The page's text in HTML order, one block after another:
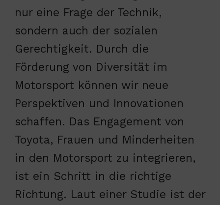
nur eine Frage der Technik,
sondern auch der sozialen
Gerechtigkeit. Durch die
Förderung von Diversität im
Motorsport können wir neue
Perspektiven und Innovationen
schaffen. Das Engagement von
Toyota, Frauen und Minderheiten
in den Motorsport zu integrieren,
ist ein Schritt in die richtige
Richtung. Laut einer Studie ist der